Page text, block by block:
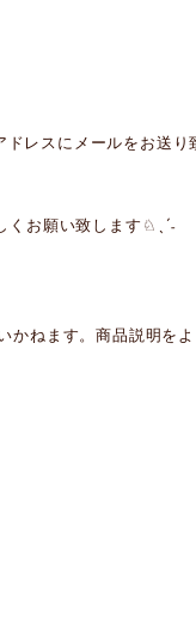
レスにメールをお送り
お願い致します♘ˎˊ˗
かねます。商品説明を